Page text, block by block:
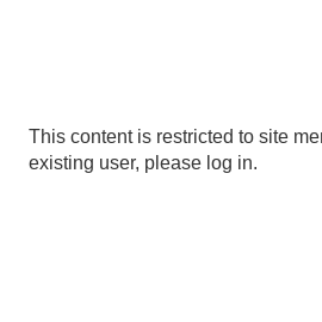
This content is restricted to site
existing user, please log in.